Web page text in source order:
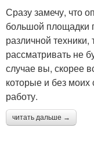
Сразу замечу, что
большой площадки
различной техники,
рассматривать не
случае вы, скорее
которые и без моих
работу.
читать дальше →